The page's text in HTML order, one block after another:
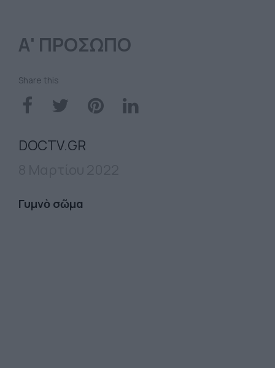
Α' ΠΡΟΣΩΠΟ
Share this
DOCTV.GR
Γυμνὸ σῶμα